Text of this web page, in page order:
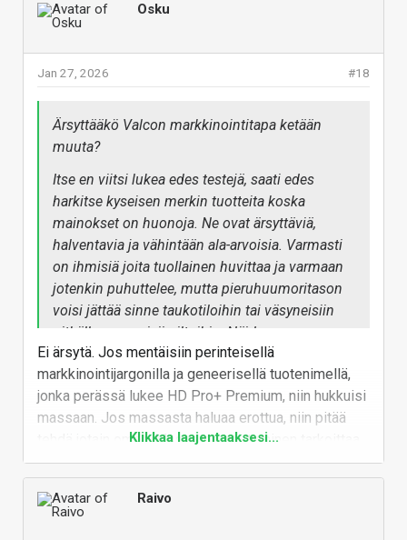
Osku
#18
Jan 27, 2026
Ärsyttääkö Valcon markkinointitapa ketään
muuta?
Itse en viitsi lukea edes testejä, saati edes
harkitse kyseisen merkin tuotteita koska
mainokset on huonoja. Ne ovat ärsyttäviä,
halventavia ja vähintään ala-arvoisia. Varmasti
on ihmisiä joita tuollainen huvittaa ja varmaan
jotenkin puhuttelee, mutta pieruhuumoritason
voisi jättää sinne taukotiloihin tai väsyneisiin
pitkälle venyneisiin iltoihin. Näiden
kuulokkeiden esittelysivulla näyttää seisovan
"Parhaat vastamelukuulokkeet, joihin sinulla on
varaa!"
Ei ärsytä. Jos mentäisiin perinteisellä
markkinointijargonilla ja geneerisellä tuotenimellä,
jonka perässä lukee HD Pro+ Premium, niin hukkuisi
massaan. Jos massasta haluaa erottua, niin pitää
tehdä jotain omaa. Massasta erottuminen tarkoittaa
sitä, että pitää tehdä myös sellaista mistä kaikki ei
tykkää.
Valcon tuotteita en omista. Tämän arvostelun
Klikkaa laajentaaksesi...
Raivo